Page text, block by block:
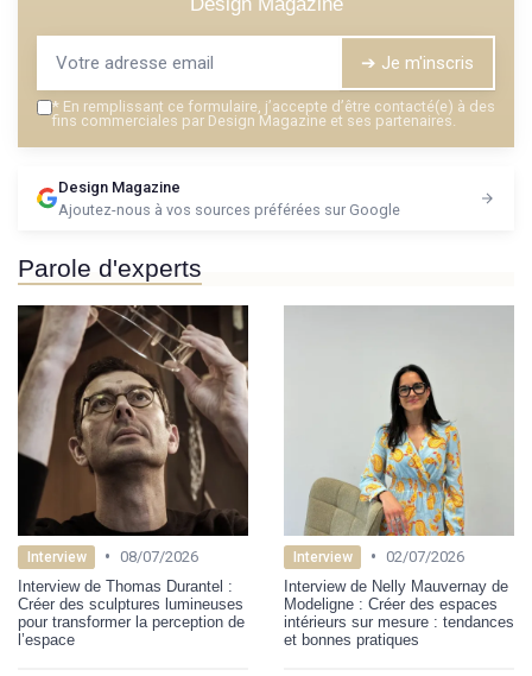
➔ Je m'inscris
* En remplissant ce formulaire, j’accepte d’être contacté(e) à des
fins commerciales par Design Magazine et ses partenaires.
Design Magazine
Ajoutez-nous à vos sources préférées sur Google
Parole d'experts
Interview • 08/07/2026
Interview de Thomas Durantel :
Créer des sculptures lumineuses
pour transformer la perception de
l’espace
Interview • 02/07/2026
Interview de Nelly Mauvernay de
Modeligne : Créer des espaces
intérieurs sur mesure : tendances
et bonnes pratiques